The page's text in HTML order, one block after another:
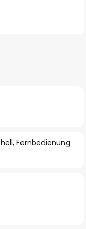
Fernbedienung